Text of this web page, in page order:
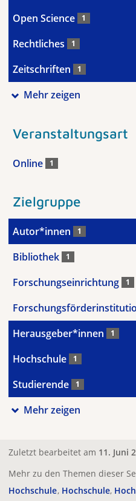
Open Science 1
Rechtliches 1
Zeitschriften 1
Mehr zeigen
Veranstaltungsart
Online 1
Zielgruppe
Autor*innen 1
Bibliothek 1
Forschungseinrichtung 1
Herausgeber*innen 1
Hochschule 1
Studierende 1
Mehr zeigen
Zuletzt bearbeitet am 11. Juni
Mehr zu den Themen dieser
Hochschule Hochschule